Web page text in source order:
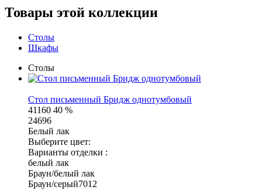
Товары этой коллекции
Столы
Шкафы
Столы
Стол письменный Бридж однотумбовый
41160 40 %
24696
Белый лак
Выберите цвет:
Варианты отделки :
белый лак
Браун/белый лак
Браун/серый7012